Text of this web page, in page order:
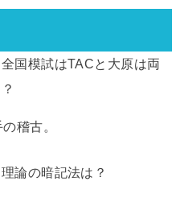
国模試はTACと大原は両
稽古。
論の暗記法は？